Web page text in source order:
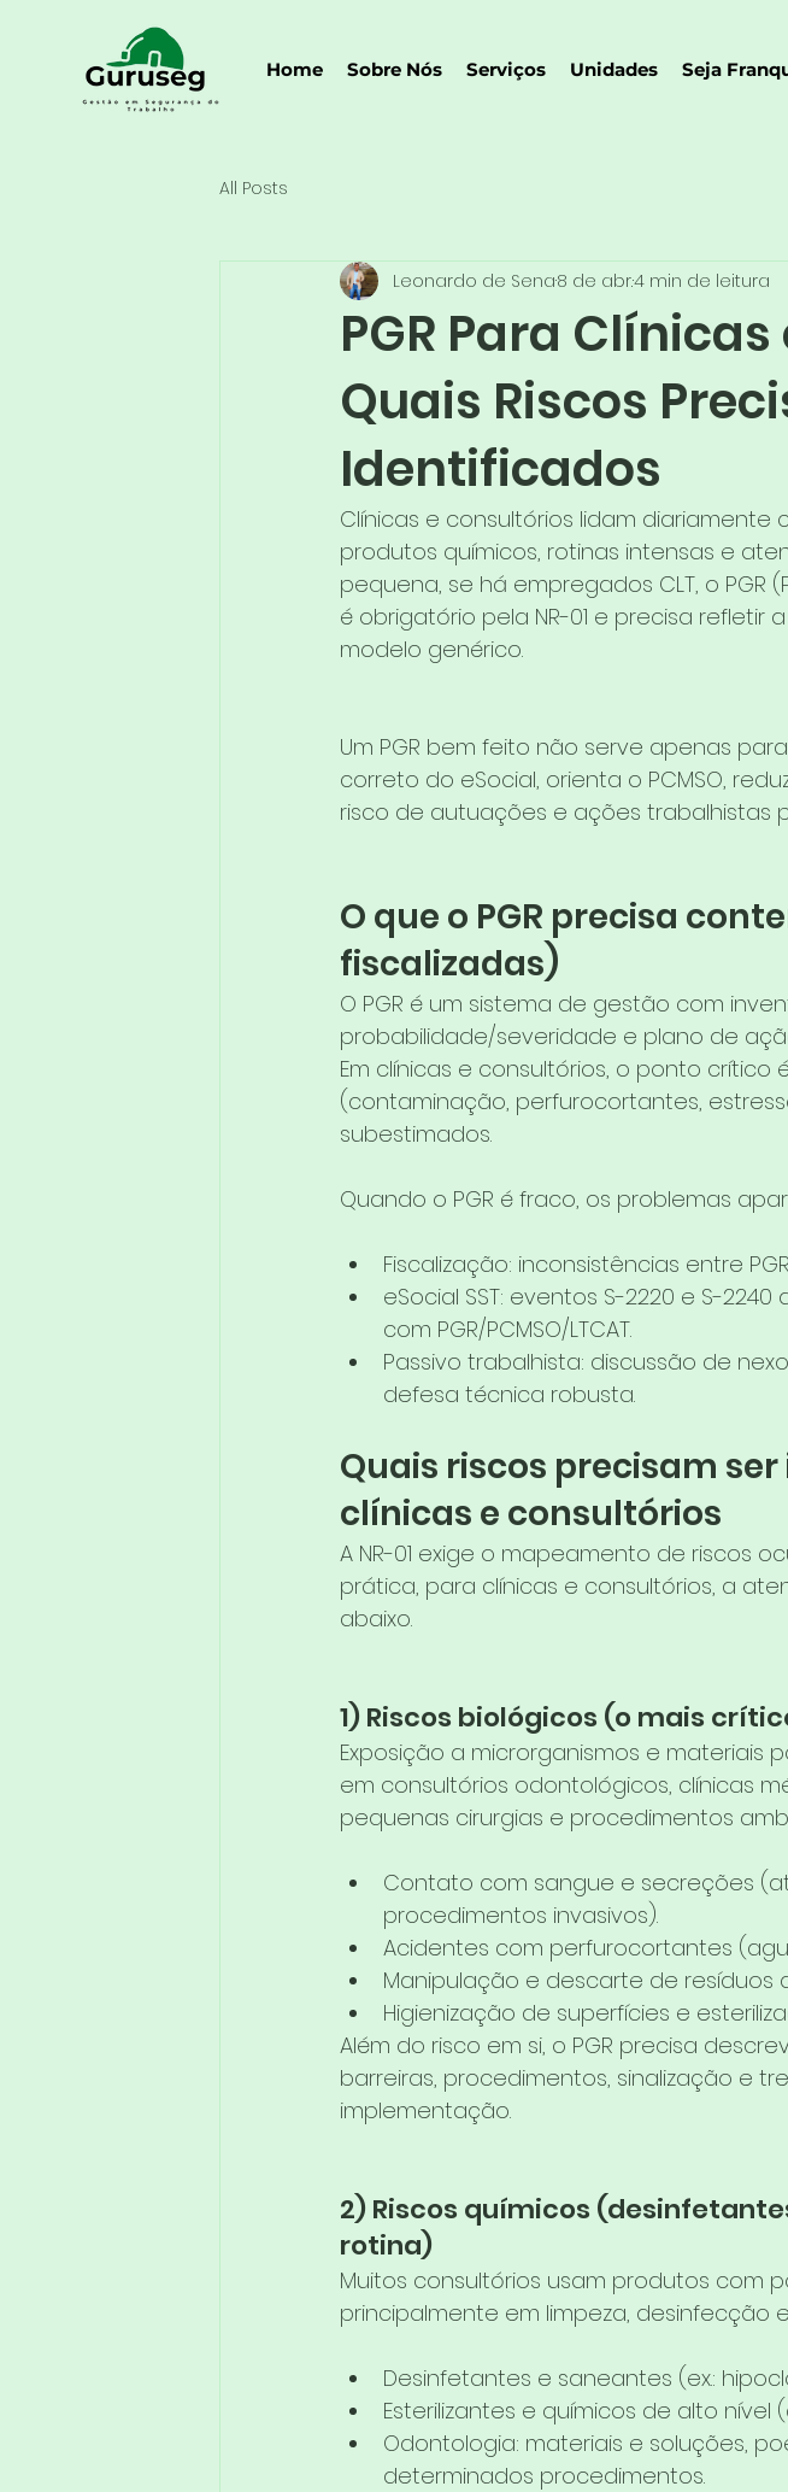
Home Sobre Nós Serviços Unidades Seja
All Posts
PGR Para
Quais Riscos
Identificados
Leonardo de Sena8 de abr.4 min de leitura
Clínicas e consultórios lidam
produtos químicos, rotinas intensas e
pequena, se há empregados CLT, o
é obrigatório pela NR-01 e precisa
modelo genérico.
Um PGR bem feito não serve apenas
correto do eSocial, orienta o PCMSO,
risco de autuações e ações trabalhistas
O que o PGR precisa
fiscalizadas)
O PGR é um sistema de gestão com
probabilidade/severidade e plano de
Em clínicas e consultórios, o ponto crítico
(contaminação, perfurocortantes,
subestimados.
Quando o PGR é fraco, os problemas
Fiscalização: inconsistências entre
eSocial SST: eventos S-2220 e S-
com PGR/PCMSO/LTCAT.
Passivo trabalhista: discussão de
defesa técnica robusta.
Quais riscos precisam
clínicas e consultórios
A NR-01 exige o mapeamento de riscos
prática, para clínicas e consultórios, a
abaixo.
1) Riscos biológicos (o mais
Exposição a microrganismos e
em consultórios odontológicos, clínicas
pequenas cirurgias e procedimentos
Contato com sangue e secreções
procedimentos invasivos).
Acidentes com perfurocortantes
Manipulação e descarte de resíduos
Higienização de superfícies e
Além do risco em si, o PGR precisa
barreiras, procedimentos, sinalização e
implementação.
2) Riscos químicos
rotina)
Muitos consultórios usam produtos com
principalmente em limpeza, desinfecção
Desinfetantes e saneantes (ex.:
Esterilizantes e químicos de alto
Odontologia: materiais e soluções,
determinados procedimentos.